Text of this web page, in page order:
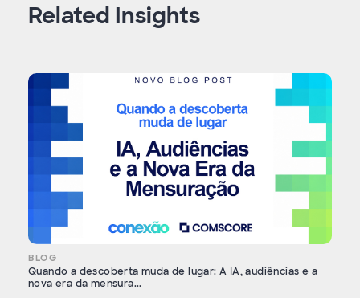
Related Insights
BLOG
Quando a descoberta muda de lugar: A IA, audiências e a
nova era da mensura...